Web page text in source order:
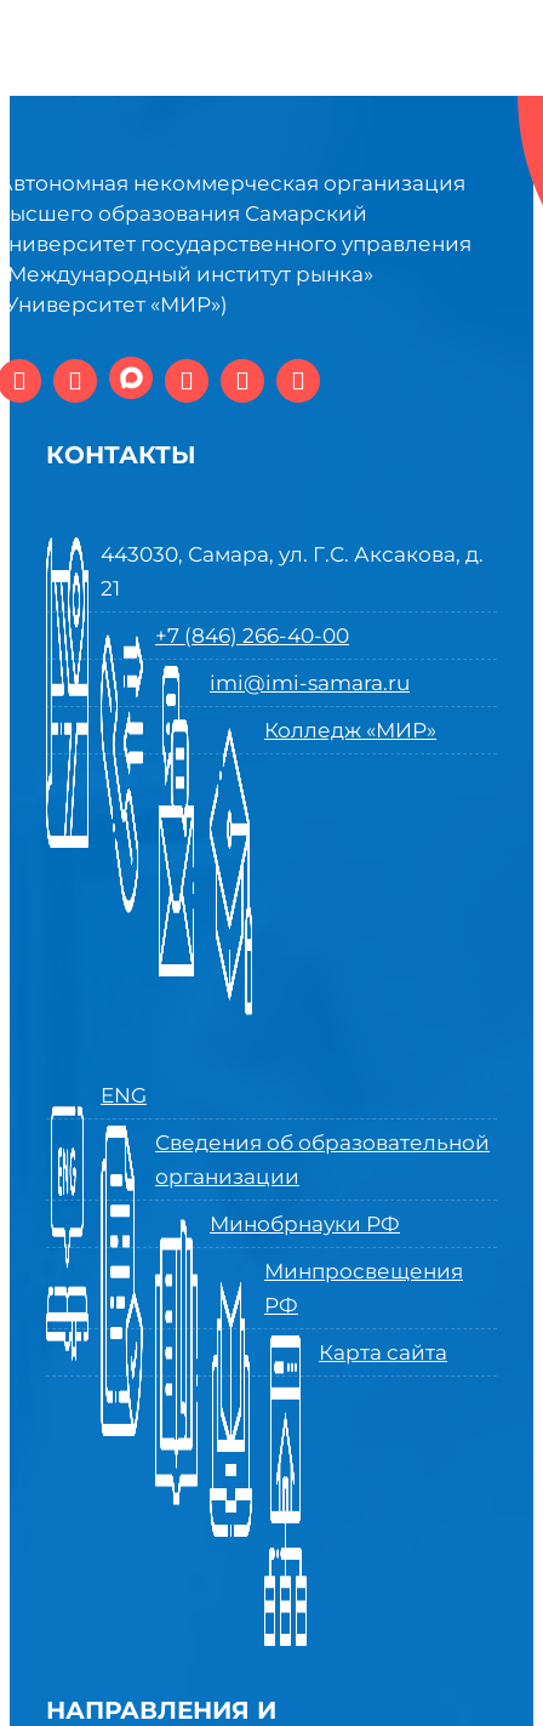
некоммерческая организация
образования Самарский
государственного управления
институт рынка»
«МИР»)
КОНТАКТЫ
443030, Самара, ул. Г.С. Аксакова, д.
21
+7 (846) 266-40-00
imi@imi-samara.ru
Колледж «МИР»
ENG
Сведения об образовательной
организации
Минобрнауки РФ
Минпросвещения
РФ
Карта сайта
НАПРАВЛЕНИЯ И